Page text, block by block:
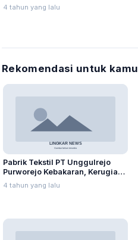
4 tahun yang lalu
Rekomendasi untuk kamu
Pabrik Tekstil PT Unggulrejo
Purworejo Kebakaran, Kerugian
Capai Puluhan Juta Rupiah
4 tahun yang lalu